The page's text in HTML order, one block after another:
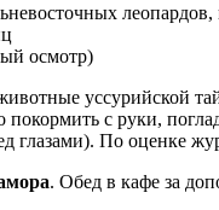
осмотр)
уссурийской
с руки,
глазами). По оценке
. Обед в кафе за